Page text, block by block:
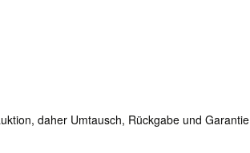
daher Umtausch, Rückgabe und Garantie